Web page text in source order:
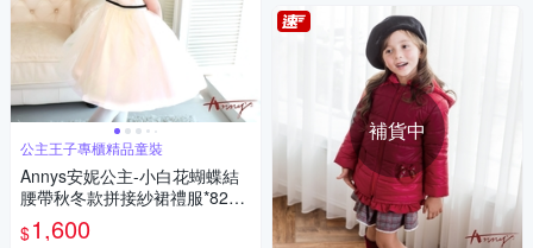
公主王子專櫃精品童裝
Annys安妮公主-小白花蝴蝶結
腰帶秋冬款拼接紗裙禮服*8214
黃色
$1,600
補貨中